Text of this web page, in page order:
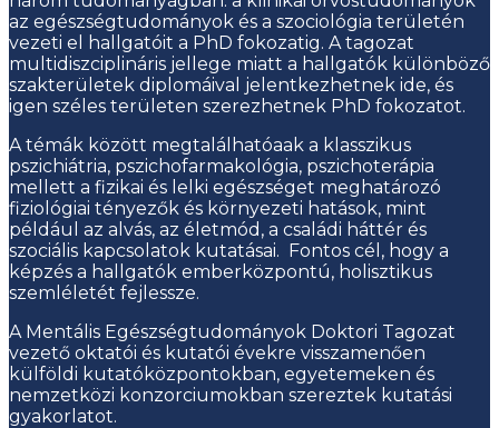
az egészségtudományok és a szociológia területén
vezeti el hallgatóit a PhD fokozatig. A tagozat
multidiszciplináris jellege miatt a hallgatók különböző
szakterületek diplomáival jelentkezhetnek ide, és
igen széles területen szerezhetnek PhD fokozatot.
A témák között megtalálhatóaak a klasszikus
pszichiátria, pszichofarmakológia, pszichoterápia
mellett a fizikai és lelki egészséget meghatározó
fiziológiai tényezők és környezeti hatások, mint
például az alvás, az életmód, a családi háttér és
szociális kapcsolatok kutatásai. Fontos cél, hogy a
képzés a hallgatók emberközpontú, holisztikus
szemléletét fejlessze.
A Mentális Egészségtudományok Doktori Tagozat
vezető oktatói és kutatói évekre visszamenően
külföldi kutatóközpontokban, egyetemeken és
nemzetközi konzorciumokban szereztek kutatási
gyakorlatot.